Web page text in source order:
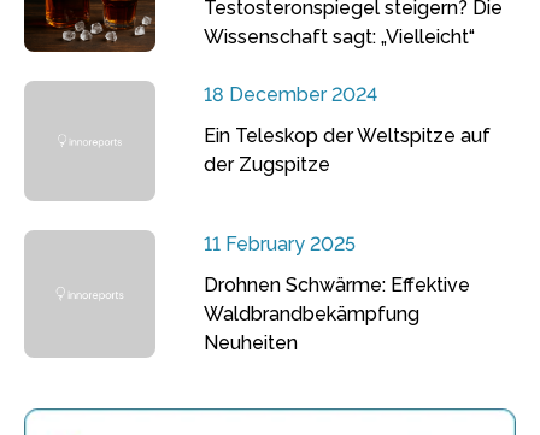
Testosteronspiegel steigern? Die
Wissenschaft sagt: „Vielleicht“
18 December 2024
Ein Teleskop der Weltspitze auf
der Zugspitze
11 February 2025
Drohnen Schwärme: Effektive
Waldbrandbekämpfung
Neuheiten